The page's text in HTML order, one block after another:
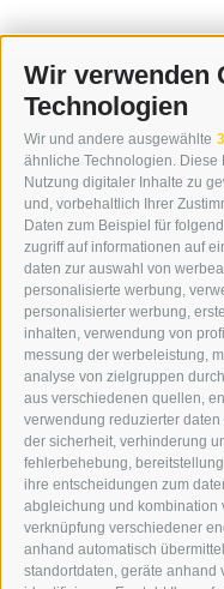
Wir verwenden
Technologien
Wir und andere ausgewählte
ähnliche Technologien. Diese
Nutzung digitaler Inhalte zu
und, vorbehaltlich Ihrer
Daten zum Beispiel für
zugriff auf informationen auf
daten zur auswahl von
personalisierte werbung,
personalisierter werbung,
inhalten, verwendung von
messung der werbeleistung,
analyse von zielgruppen
aus verschiedenen quellen,
verwendung reduzierter
der sicherheit, verhinderung
fehlerbehebung,
ihre entscheidungen zum
abgleichung und kombination
verknüpfung verschiedener
anhand automatisch
standortdaten, geräte anhand
KONTAKT
WIPP-MEDIA GMBH
DER ERKER
NEUSTADT 20A
I-39049 STERZING
TEL.: +39 0472 766876
GRAFIK@DERERKER.IT
INFO@DERERKER.IT
DER ERKER
WERBEN IM ERKER
ONLINE-WERBUNG
SEPA-DAUERAUFTRAG
REGELN
ONLINE VOTING